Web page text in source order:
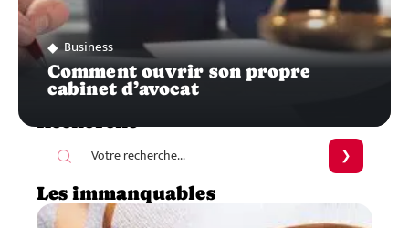
Business
Comment ouvrir son propre
cabinet d’avocat
Recherche
Les immanquables